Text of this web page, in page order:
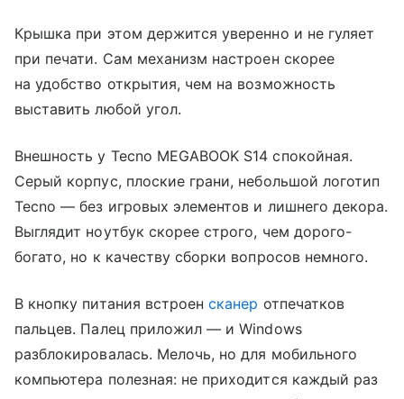
Крышка при этом держится уверенно и не гуляет
при печати. Сам механизм настроен скорее
на удобство открытия, чем на возможность
выставить любой угол.
Внешность у Tecno MEGABOOK S14 спокойная.
Серый корпус, плоские грани, небольшой логотип
Tecno — без игровых элементов и лишнего декора.
Выглядит ноутбук скорее строго, чем дорого-
богато, но к качеству сборки вопросов немного.
В кнопку питания встроенсканер отпечатков
пальцев. Палец приложил — и Windows
разблокировалась. Мелочь, но для мобильного
компьютера полезная: не приходится каждый раз